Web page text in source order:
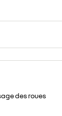
des roues